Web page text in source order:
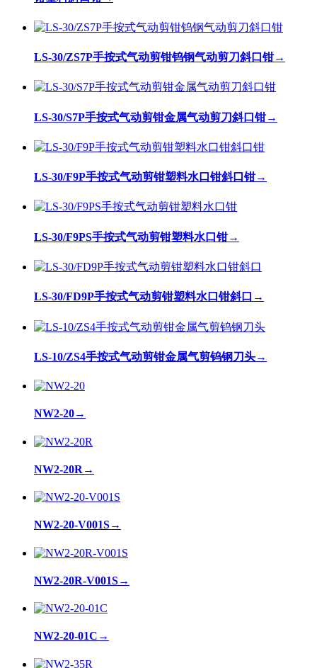
LS-30/ZS7P手按式气动剪钳钨钢气动剪刀斜口钳→
LS-30/S7P手按式气动剪钳金属气动剪刀斜口钳→
LS-30/F9P手按式气动剪钳塑料水口钳斜口钳→
LS-30/F9PS手按式气动剪钳塑料水口钳→
LS-30/FD9P手按式气动剪钳塑料水口钳斜口 →
LS-10/ZS4手按式气动剪钳金属气剪钨钢刀头→
NW2-20→
NW2-20R →
NW2-20-V001S→
NW2-20R-V001S→
NW2-20-01C →